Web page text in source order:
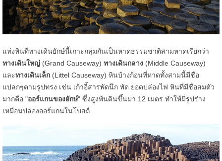
แท่งหินที่ทางเดินยักษ์นี้เกาะกลุ่มกันเป็นหาดธรรมชาติสามหาดเรียกว่า
ทางเดินใหญ่ (Grand Causeway) ทางเดินกลาง (Middle Causeway)
และทางเดินเล็ก (Littel Causeway) หินบ้างก้อนที่หาดทั้งสามนี้มีชื่อ
แปลกๆตามรูปทรง เช่น เก้าอี้สารพัดนึก พัด ยอดปล่องไฟ หินที่มีชื่อสมตัว
มากคือ "ออร์แกนของยักษ์" ซึ่งสูงพ้นดินขึ้นมา 12 เมตร ทำให้มีรูปร่าง
เหมือนปล่องออร์แกนในโบสถ์